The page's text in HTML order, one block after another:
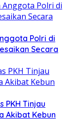
Polri di
Secara
PKH Tinjau
Akibat Kebun